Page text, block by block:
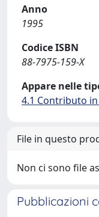
Anno
1995
Codice ISBN
88-7975-159-X
Appare nelle
4.1 Contributo
File in questo
Non ci sono file
Pubblicazioni